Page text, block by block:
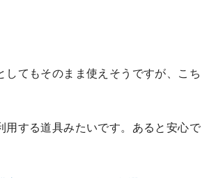
してもそのまま使えそうですが、こち
用する道具みたいです。あると安心で